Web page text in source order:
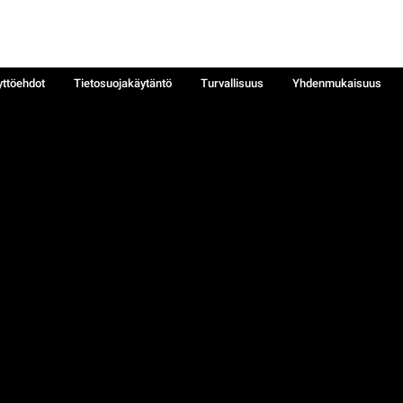
Tietosuojakäytäntö Turvallisuus
Yhdenmukaisuus